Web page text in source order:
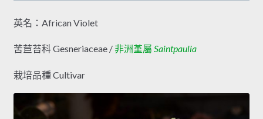
英名：African Violet
苦苣苔科 Gesneriaceae / 非洲堇屬 Saintpaulia
栽培品種 Cultivar